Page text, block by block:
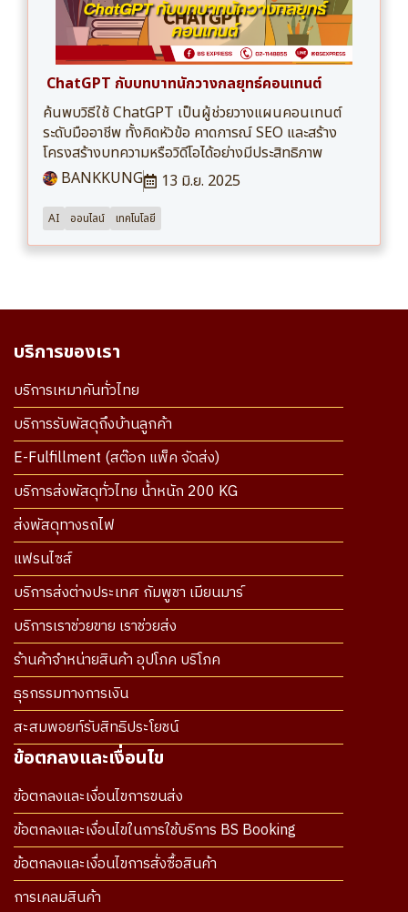
ChatGPT กับบทบาทนักวางกลยุทธ์คอนเทนต์
ค้นพบวิธีใช้ ChatGPT เป็นผู้ช่วยวางแผนคอนเทนต์
ระดับมืออาชีพ ทั้งคิดหัวข้อ คาดการณ์ SEO และสร้าง
โครงสร้างบทความหรือวิดีโอได้อย่างมีประสิทธิภาพ
BANKKUNG
13 มิ.ย. 2025
AI ออนไลน์ เทคโนโลยี
บริการของเรา
บริการเหมาคันทั่วไทย
บริการรับพัสดุถึงบ้านลูกค้า
E-Fulfillment (สต๊อก แพ็ค จัดส่ง)
บริการส่งพัสดุทั่วไทย น้ำหนัก 200 KG
ส่งพัสดุทางรถไฟ
แฟรนไซส์
บริการส่งต่างประเทศ กัมพูชา เมียนมาร์
บริการเราช่วยขาย เราช่วยส่ง
ร้านค้าจำหน่ายสินค้า อุปโภค บริโภค
ธุรกรรมทางการเงิน
สะสมพอยท์รับสิทธิประโยชน์
ข้อตกลงและเงื่อนไข
ข้อตกลงและเงื่อนไขการขนส่ง
ข้อตกลงและเงื่อนไขในการใช้บริการ BS Booking
ข้อตกลงและเงื่อนไขการสั่งซื้อสินค้า
การเคลมสินค้า